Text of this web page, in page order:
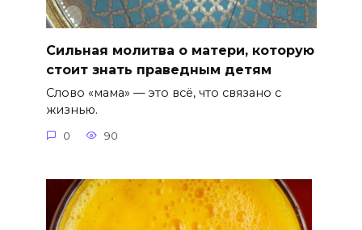
Сильная молитва о матери, которую
стоит знать праведным детям
Слово «мама» — это всё, что связано с
жизнью.
0 90